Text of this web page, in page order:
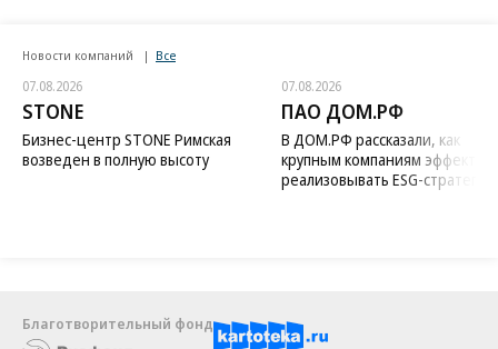
Новости компаний Все
07.08.2026
STONE
Бизнес-центр STONE Римская
возведен в полную высоту
07.08.2026
ПАО ДОМ.РФ
В ДОМ.РФ рассказали, как
крупным компаниям
реализовывать ESG-стратегию
Благотворительный фонд